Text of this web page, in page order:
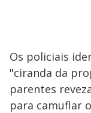
Os policiais
"ciranda da
parentes
para camuflar